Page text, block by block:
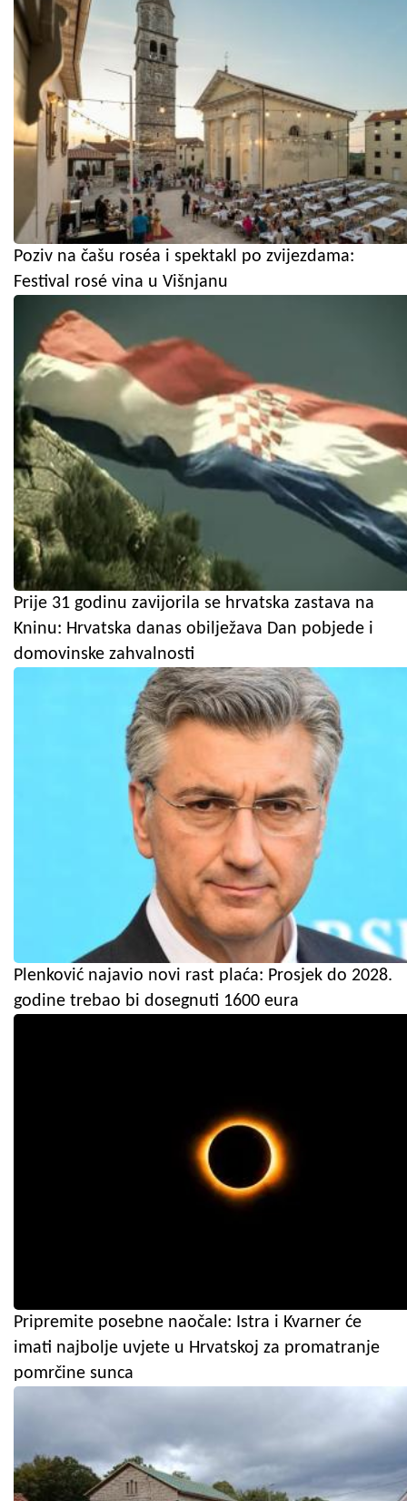
Poziv na čašu roséa i spektakl po zvijezdama:
Festival rosé vina u Višnjanu
Prije 31 godinu zavijorila se hrvatska zastava na
Kninu: Hrvatska danas obilježava Dan pobjede i
domovinske zahvalnosti
Plenković najavio novi rast plaća: Prosjek do 2028.
godine trebao bi dosegnuti 1600 eura
Pripremite posebne naočale: Istra i Kvarner će
imati najbolje uvjete u Hrvatskoj za promatranje
pomrčine sunca